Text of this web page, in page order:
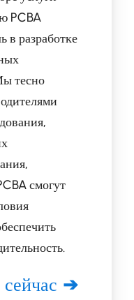
PCBA
разработке
тесно
смогут